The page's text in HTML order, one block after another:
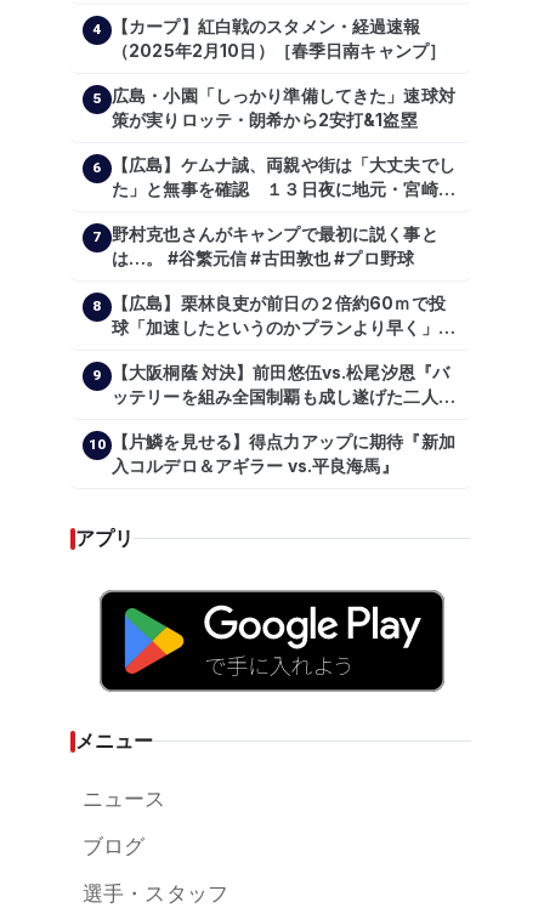
4
【カープ】紅白戦のスタメン・経過速報
（2025年2月10日）［春季日南キャンプ］
5
広島・小園「しっかり準備してきた」速球対
策が実りロッテ・朗希から2安打&1盗塁
6
【広島】ケムナ誠、両親や街は「大丈夫でし
た」と無事を確認 １３日夜に地元・宮崎県
7
野村克也さんがキャンプで最初に説く事と
は…。 #谷繁元信 #古田敦也 #プロ野球
8
【広島】栗林良吏が前日の２倍約60ｍで投
球「加速したというのかプランより早く」自
9
【大阪桐蔭 対決】前田悠伍vs.松尾汐恩『バ
ッテリーを組み全国制覇も成し遂げた二人
10
【片鱗を見せる】得点力アップに期待『新加
入コルデロ＆アギラー vs.平良海馬』
アプリ
メニュー
ニュース
ブログ
選手・スタッフ